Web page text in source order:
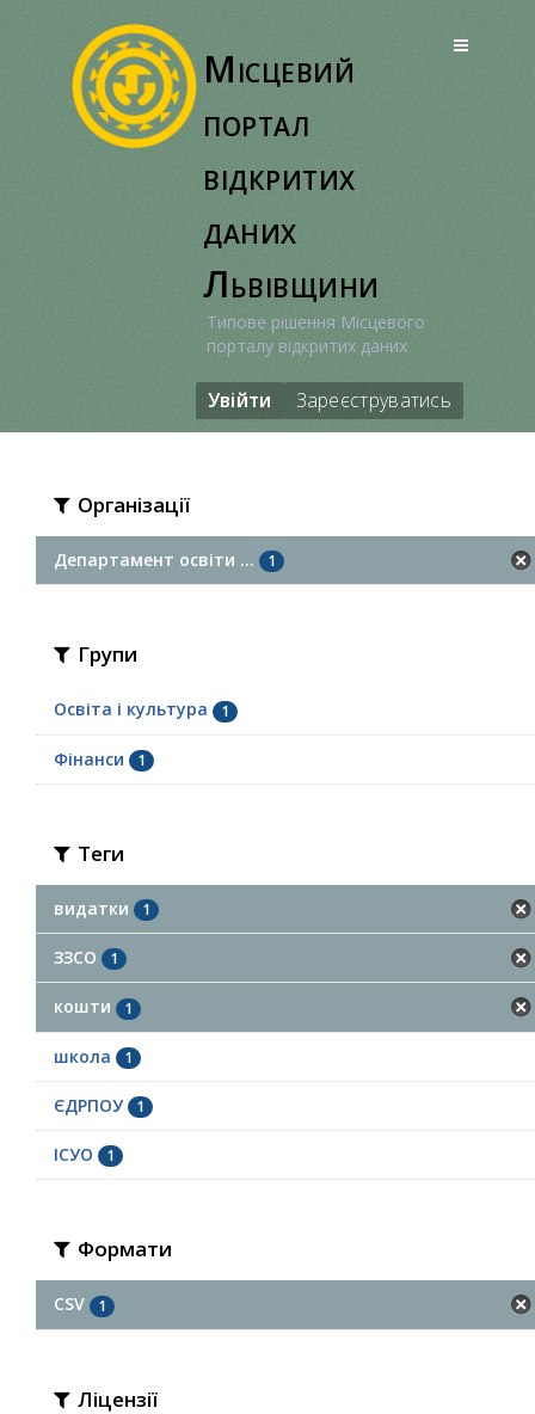
Місцевий
портал
відкритих
даних
Львівщини
Типове рішення Місцевого
порталу відкритих даних
Увійти Зареєструватись
Організації
Департамент освіти ... 1
Групи
Освіта і культура 1
Фінанси 1
Теги
видатки 1
ЗЗСО 1
кошти 1
школа 1
ЄДРПОУ 1
ІСУО 1
Формати
CSV 1
Ліцензії